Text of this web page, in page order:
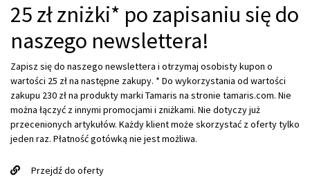
25 zł zniżki* po zapisaniu się do
naszego newslettera!
Zapisz się do naszego newslettera i otrzymaj osobisty kupon o
wartości 25 zł na następne zakupy. * Do wykorzystania od wartości
zakupu 230 zł na produkty marki Tamaris na stronie tamaris.com. Nie
można łączyć z innymi promocjami i zniżkami. Nie dotyczy już
przecenionych artykułów. Każdy klient może skorzystać z oferty tylko
jeden raz. Płatność gotówką nie jest możliwa.
Przejdź do oferty